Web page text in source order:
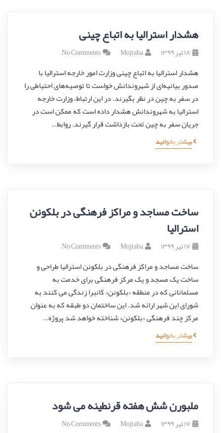
هشدار استرالیا به اتباع چینی
۱۸ تیر ۱۳۹۹ Mojtaba
No Comments
هشدار استرالیا به اتباع چینی وزارت امور خارجه استرالیا با
صدور بیانیه‌ای از شهروندانش خواست تا توصیه‌های احتیاطی را
در سفر به چین در نظر بگیرند. در این ارتباط، وزارت خارجه
استرالیا به شهروندانش هشدار داده است که ممکن است در
جریان سفر به چین تحت بازداشت قرار گیرند. روابط…
بیشتر بخوانید
ساخت مساجد و مراکز فرهنگی در بلکونن
استرالیا
۱۷ تیر ۱۳۹۹ Mojtaba
No Comments
ساخت مساجد و مراکز فرهنگی در بلکونن استرالیا طراحی و
ساخت یک مسجد و یک مرکز فرهنگی برای خدمت به
مسلمانانی که در منطقه «بلکونن» کانبرا زندگی می کنند به
شورای این شهر ارائه شد. این ساختمان دو طبقه که به عنوان
مرکز چند فرهنگی «بلکونن» شناخته خواهد شد پروژه…
بیشتر بخوانید
ملبورن شش هفته قرنطینه می شود
۱۷ تیر ۱۳۹۹ Mojtaba
No Comments